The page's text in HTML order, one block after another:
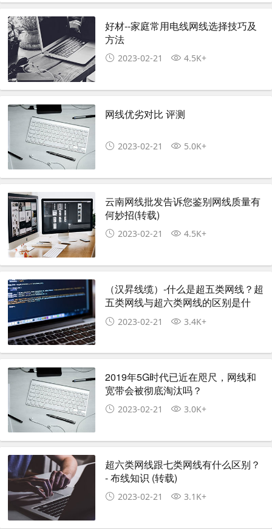
好材--家庭常用电线网线选择技巧及
方法
2023-02-21 4.5K+
网线优劣对比 评测
2023-02-21 5.0K+
云南网线批发告诉您鉴别网线质量有
何妙招(转载)
2023-02-21 4.5K+
（汉昇线缆）-什么是超五类网线？超
五类网线与超六类网线的区别是什
么？(转载)
2023-02-21 3.4K+
2019年5G时代已近在咫尺，网线和
宽带会被彻底淘汰吗？
2023-02-21 3.0K+
超六类网线跟七类网线有什么区别？
- 布线知识 (转载)
2023-02-21 3.1K+